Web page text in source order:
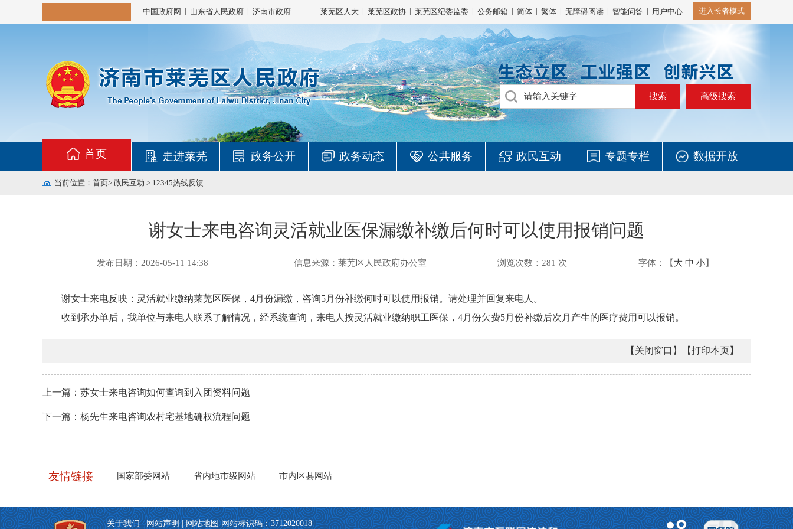
中国政府网 | 山东省人民政府 | 济南市政府 莱芜区人大 | 莱芜区政协 | 莱芜区纪委监委 | 公务邮箱 | 简体 | 繁体 | 无障碍阅读 | 智能问答 | 用户中心 进入长者模式
高级搜索
首页 走进莱芜 政务公开 政务动态 公共服务 政民互动 专题专栏 数据开放
当前位置： 首页> 政民互动 > 12345热线反馈
谢女士来电咨询灵活就业医保漏缴补缴后何时可以使用报销问题
发布日期：2026-05-11 14:38 信息来源：莱芜区人民政府办公室 浏览次数： 281 次 字体：【 大 中 小】
谢女士来电反映：灵活就业缴纳莱芜区医保，4月份漏缴，咨询5月份补缴何时可以使用报销。请处理并回复来电人。
收到承办单后，我单位与来电人联系了解情况，经系统查询，来电人按灵活就业缴纳职工医保，4月份欠费5月份补缴后次月产生的医疗费用可以报销。
【打印本页】
【关闭窗口】
上一篇： 苏女士来电咨询如何查询到入团资料问题
下一篇： 杨先生来电咨询农村宅基地确权流程问题
关于我们|网站声明|网站地图网站标识码：3712020018